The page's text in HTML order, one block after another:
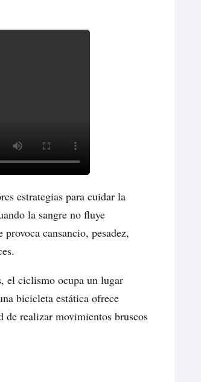
estrategias para cuidar la
la sangre no fluye
cansancio, pesadez,
el ciclismo ocupa un lugar
bicicleta estática ofrece
de realizar movimientos bruscos